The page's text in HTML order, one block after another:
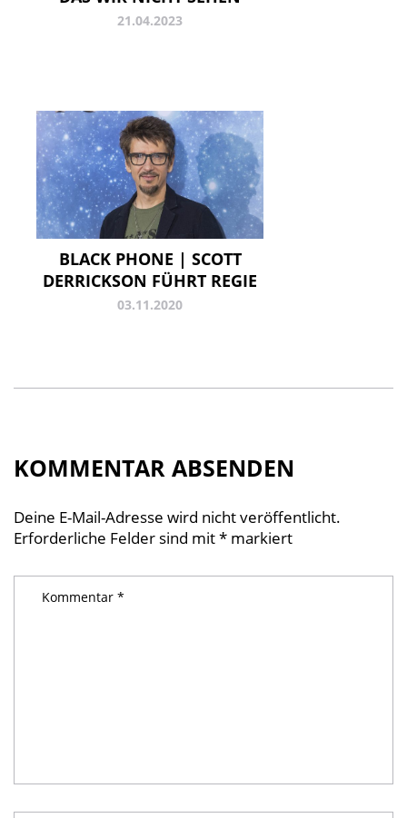
21.04.2023
BLACK PHONE | SCOTT
DERRICKSON FÜHRT REGIE
03.11.2020
KOMMENTAR ABSENDEN
Deine E-Mail-Adresse wird nicht veröffentlicht.
Erforderliche Felder sind mit* markiert